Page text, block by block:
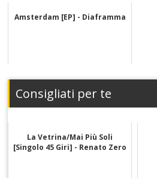
Amsterdam [EP] - Diaframma
Consigliati per te
La Vetrina/Mai Più Soli
[Singolo 45 Giri] - Renato Zero